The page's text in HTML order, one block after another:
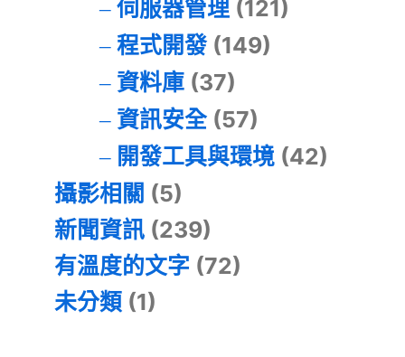
伺服器管理(121)
程式開發(149)
資料庫(37)
資訊安全(57)
開發工具與環境(42)
攝影相關 (5)
新聞資訊 (239)
有溫度的文字 (72)
未分類 (1)